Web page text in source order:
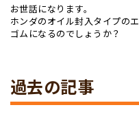
お世話になります。
ホンダのオイル封入タイプの
ゴムになるのでしょうか？
過去の記事